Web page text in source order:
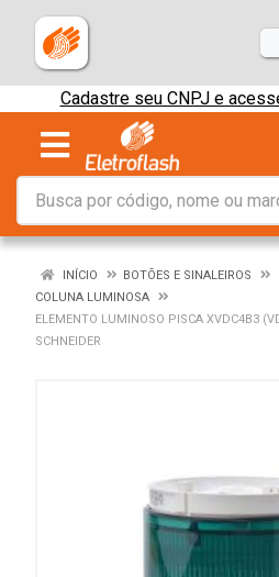
Cadastre seu CNPJ e
INÍCIO
BOTÕES E SINALEIROS
COLUNA LUMINOSA
ELEMENTO LUMINOSO PISCA XVDC4B3
SCHNEIDER